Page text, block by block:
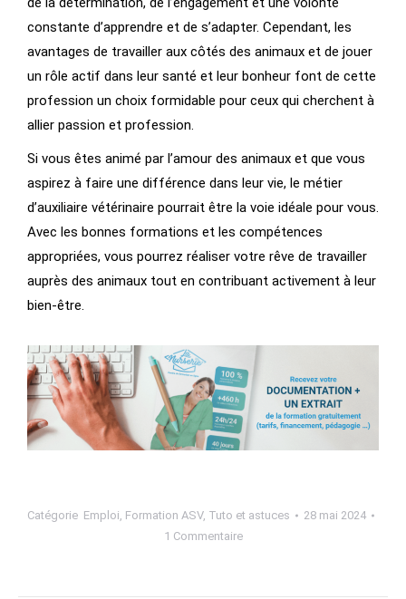
constante d’apprendre et de s’adapter. Cependant, les
avantages de travailler aux côtés des animaux et de jouer
un rôle actif dans leur santé et leur bonheur font de cette
profession un choix formidable pour ceux qui cherchent à
allier passion et profession.
Si vous êtes animé par l’amour des animaux et que vous
aspirez à faire une différence dans leur vie, le métier
d’auxiliaire vétérinaire pourrait être la voie idéale pour vous.
Avec les bonnes formations et les compétences
appropriées, vous pourrez réaliser votre rêve de travailler
auprès des animaux tout en contribuant activement à leur
bien-être.
Catégorie Emploi, Formation ASV, Tuto et astuces
28 mai 2024
1 Commentaire